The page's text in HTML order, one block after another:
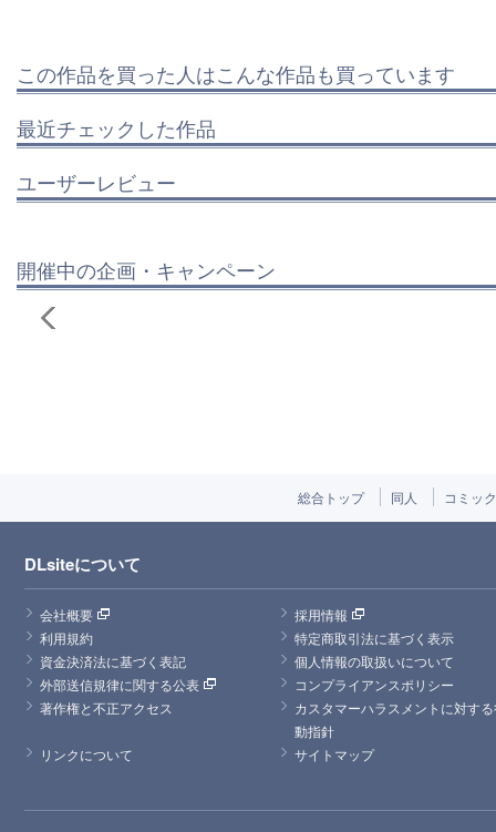
この作品を買った人はこんな作品も買っています
最近チェックした作品
ユーザーレビュー
開催中の企画・キャンペーン
総合トップ 同人 コミッ
DLsiteについて
会社概要
採用情報
利用規約
特定商取引法に基づく表示
資金決済法に基づく表記
個人情報の取扱いについて
外部送信規律に関する公表
コンプライアンスポリシー
著作権と不正アクセス
カスタマーハラスメントに対す
動指針
リンクについて
サイトマップ